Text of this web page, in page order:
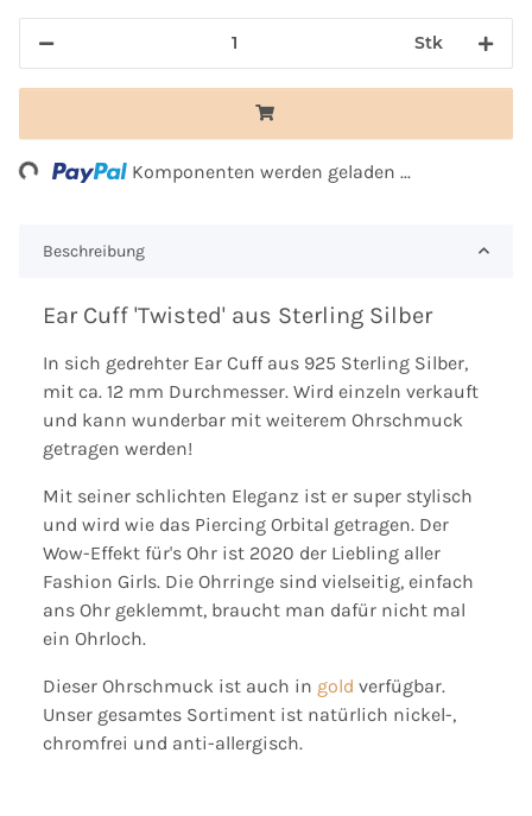
Stk
Komponenten werden geladen ...
Beschreibung
Ear Cuff 'Twisted' aus Sterling Silber
In sich gedrehter Ear Cuff aus 925 Sterling Silber,
mit ca. 12 mm Durchmesser. Wird einzeln verkauft
und kann wunderbar mit weiterem Ohrschmuck
getragen werden!
Mit seiner schlichten Eleganz ist er super stylisch
und wird wie das Piercing Orbital getragen. Der
Wow-Effekt für's Ohr ist 2020 der Liebling aller
Fashion Girls. Die Ohrringe sind vielseitig, einfach
ans Ohr geklemmt, braucht man dafür nicht mal
ein Ohrloch.
Dieser Ohrschmuck ist auch in gold verfügbar.
Unser gesamtes Sortiment ist natürlich nickel-,
chromfrei und anti-allergisch.